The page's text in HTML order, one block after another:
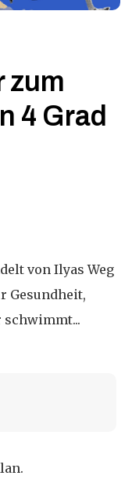
zum
4 Grad
von Ilyas Weg
Gesundheit,
schwimmt...